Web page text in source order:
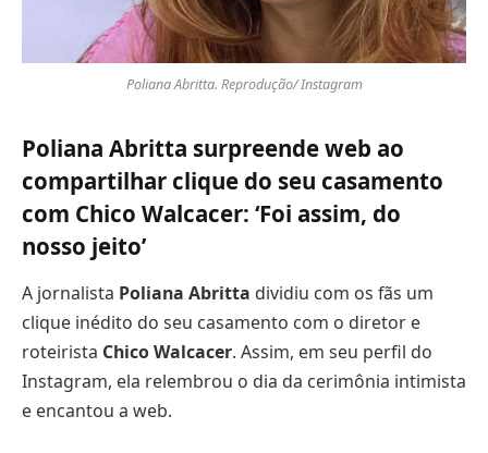
Poliana Abritta. Reprodução/ Instagram
Poliana Abritta surpreende web ao
compartilhar clique do seu casamento
com Chico Walcacer: ‘Foi assim, do
nosso jeito’
A jornalista Poliana Abritta dividiu com os fãs um
clique inédito do seu casamento com o diretor e
roteirista Chico Walcacer. Assim, em seu perfil do
Instagram, ela relembrou o dia da cerimônia intimista
e encantou a web.